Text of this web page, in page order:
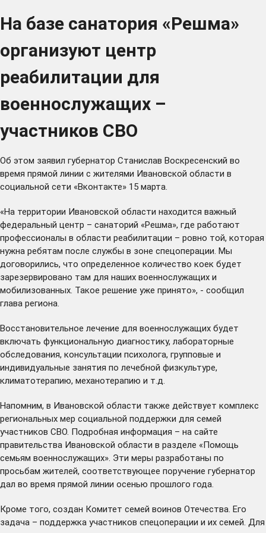
На базе санатория «Решма»
организуют центр
реабилитации для
военнослужащих –
участников СВО
Об этом заявил губернатор Станислав Воскресенский во
время прямой линии с жителями Ивановской области в
социальной сети «Вконтакте» 15 марта.
«На территории Ивановской области находится важный
федеральный центр – санаторий «Решма», где работают
профессионалы в области реабилитации – ровно той, которая
нужна ребятам после службы в зоне спецоперации. Мы
договорились, что определенное количество коек будет
зарезервировано там для наших военнослужащих и
мобилизованных. Такое решение уже принято», - сообщил
глава региона.
Восстановительное лечение для военнослужащих будет
включать функциональную диагностику, лабораторные
обследования, консультации психолога, групповые и
индивидуальные занятия по лечебной физкультуре,
климатотерапию, механотерапию и т.д.
Напомним, в Ивановской области также действует комплекс
региональных мер социальной поддержки для семей
участников СВО. Подробная информация – на сайте
правительства Ивановской области в разделе «Помощь
семьям военнослужащих». Эти меры разработаны по
просьбам жителей, соответствующее поручение губернатор
дал во время прямой линии осенью прошлого года.
Кроме того, создан Комитет семей воинов Отечества. Его
задача – поддержка участников спецоперации и их семей. Для